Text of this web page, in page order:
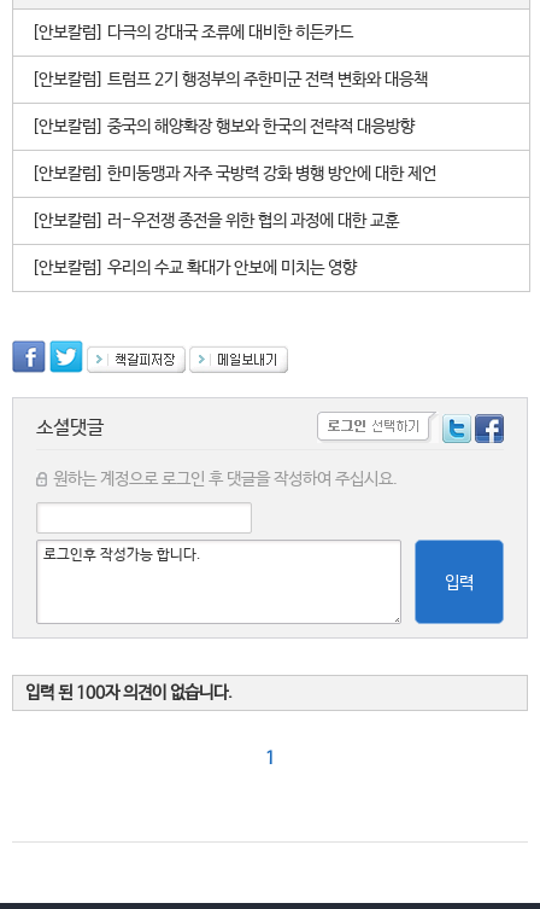
[안보칼럼] 다극의 강대국 조류에 대비한 히든카드
[안보칼럼] 트럼프 2기 행정부의 주한미군 전력 변화와 대응책
[안보칼럼] 중국의 해양확장 행보와 한국의 전략적 대응방향
[안보칼럼] 한미동맹과 자주 국방력 강화 병행 방안에 대한 제언
[안보칼럼] 러-우전쟁 종전을 위한 협의 과정에 대한 교훈
[안보칼럼] 우리의 수교 확대가 안보에 미치는 영향
소셜댓글
원하는 계정으로 로그인 후 댓글을 작성하여 주십시요.
입력
입력 된 100자 의견이 없습니다.
1